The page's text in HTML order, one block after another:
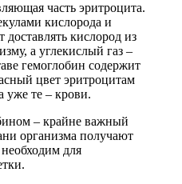
часть эритроцита.
кислорода и
доставлять кислород из
а углекислый газ –
гемоглобин содержит
цвет эритроцитам
уже те – крови.
– крайне важный
организма получают
для